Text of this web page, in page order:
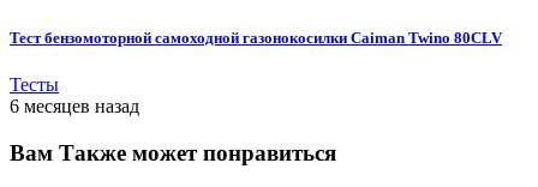
Тест бензомоторной самоходной газонокосилки Caiman Twino 80CLV
Тесты
6 месяцев назад
Вам Также может понравиться